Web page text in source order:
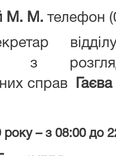
М . М . телефон
з
справ
Гаєва
року – з 08:00 до